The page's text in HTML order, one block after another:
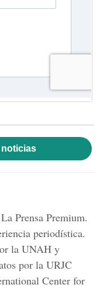
noticias
Prensa Premium.
periodística.
la UNAH y
por la URJC
Center for